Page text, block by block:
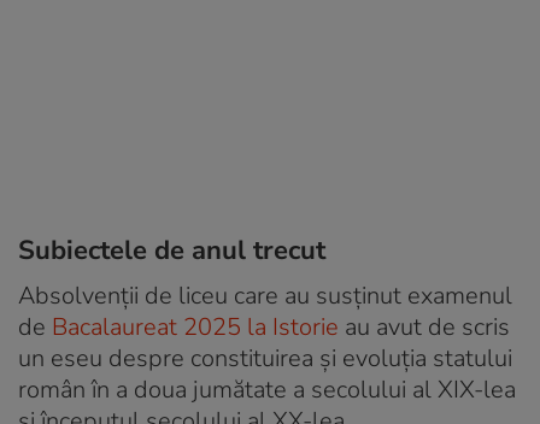
Subiectele de anul trecut
Absolvenții de liceu care au susținut examenul
de Bacalaureat 2025 la Istorie au avut de scris
un eseu despre constituirea și evoluția statului
român în a doua jumătate a secolului al XIX-lea